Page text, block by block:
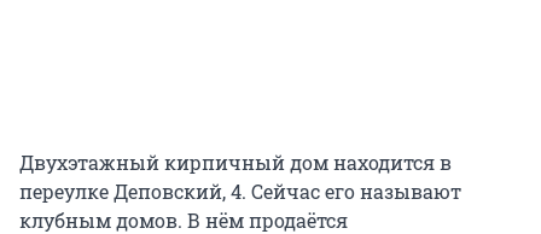
Двухэтажный кирпичный дом находится в
переулке Деповский, 4. Сейчас его называют
клубным домов. В нём продаётся